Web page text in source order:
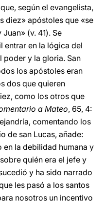
según el evangelista,
diez» apóstoles que «se
(v. 41). Se
entrar en la lógica del
poder y la gloria. San
los apóstoles eran
dos que quieren
como los otros que
a Mateo, 65, 4:
comentando los
de san Lucas, añade:
la debilidad humana y
quién era el jefe y
y ha sido narrado
les pasó a los santos
nosotros un incentivo